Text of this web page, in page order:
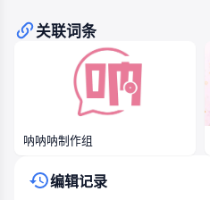
关联词条
呐呐呐制作组
编辑记录